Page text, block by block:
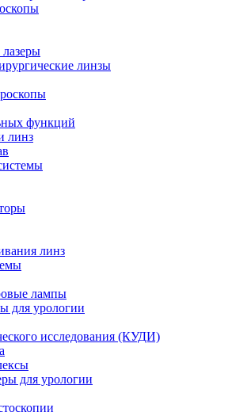
линзы
функций
линз
линз
лампы
для урологии
исследования (КУДИ)
для урологии